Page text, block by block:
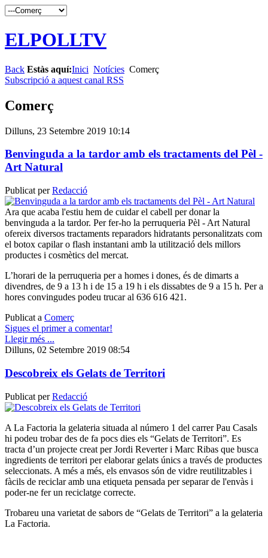
ELPOLLTV
Back Estàs aquí:Inici Notícies Comerç
Subscripció a aquest canal RSS
Comerç
Dilluns, 23 Setembre 2019 10:14
Benvinguda a la tardor amb els tractaments del Pèl -
Art Natural
Publicat perRedacció
Ara que acaba l'estiu hem de cuidar el cabell per donar la
benvinguda a la tardor. Per fer-ho la perruqueria Pèl - Art Natural
ofereix diversos tractaments reparadors hidratants personalitzats com
el botox capilar o flash instantani amb la utilització dels millors
productes i cosmètics del mercat.
L’horari de la perruqueria per a homes i dones, és de dimarts a
divendres, de 9 a 13 h i de 15 a 19 h i els dissabtes de 9 a 15 h. Per a
hores convingudes podeu trucar al 636 616 421.
Publicat a Comerç
Sigues el primer a comentar!
Llegir més ...
Dilluns, 02 Setembre 2019 08:54
Descobreix els Gelats de Territori
Publicat perRedacció
A La Factoria la gelateria situada al número 1 del carrer Pau Casals
hi podeu trobar des de fa pocs dies els “Gelats de Territori”. Es
tracta d’un projecte creat per Jordi Reverter i Marc Ribas que busca
ingredients de territori per elaborar gelats únics a través de productes
seleccionats. A més a més, els envasos són de vidre reutilitzables i
fàcils de reciclar amb una etiqueta pensada per separar de l'envàs i
poder-ne fer un reciclatge correcte.
Trobareu una varietat de sabors de “Gelats de Territori” a la gelateria
La Factoria.